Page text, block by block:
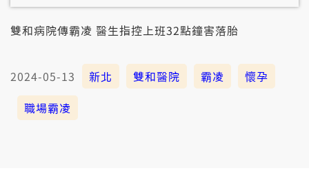
雙和病院傳霸凌 醫生指控上班32點鐘害落胎
2024-05-13 新北 雙和醫院 霸凌
懷孕
職場霸凌